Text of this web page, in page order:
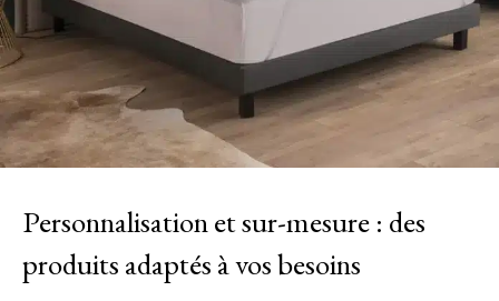
Personnalisation et sur-mesure : des
produits adaptés à vos besoins